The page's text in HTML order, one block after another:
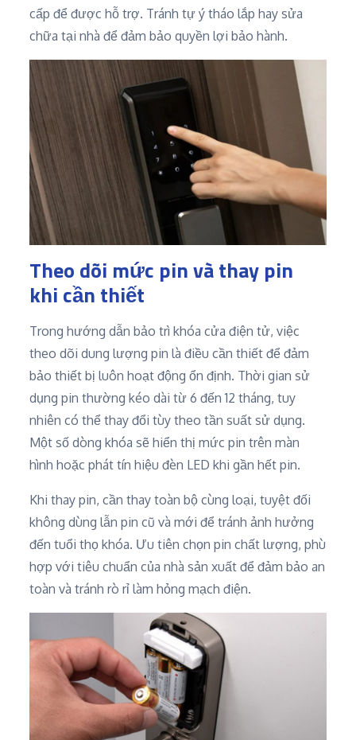
cấp để được hỗ trợ. Tránh tự ý tháo lắp hay sửa
chữa tại nhà để đảm bảo quyền lợi bảo hành.
Theo dõi mức pin và thay pin
khi cần thiết
Trong hướng dẫn bảo trì khóa cửa điện tử, việc
theo dõi dung lượng pin là điều cần thiết để đảm
bảo thiết bị luôn hoạt động ổn định. Thời gian sử
dụng pin thường kéo dài từ 6 đến 12 tháng, tuy
nhiên có thể thay đổi tùy theo tần suất sử dụng.
Một số dòng khóa sẽ hiển thị mức pin trên màn
hình hoặc phát tín hiệu đèn LED khi gần hết pin.
Khi thay pin, cần thay toàn bộ cùng loại, tuyệt đối
không dùng lẫn pin cũ và mới để tránh ảnh hưởng
đến tuổi thọ khóa. Ưu tiên chọn pin chất lượng, phù
hợp với tiêu chuẩn của nhà sản xuất để đảm bảo an
toàn và tránh rò rỉ làm hỏng mạch điện.